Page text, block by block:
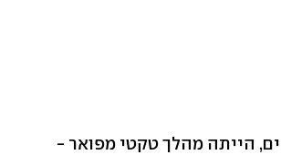
הייתה מהלך טקטי מפואר -